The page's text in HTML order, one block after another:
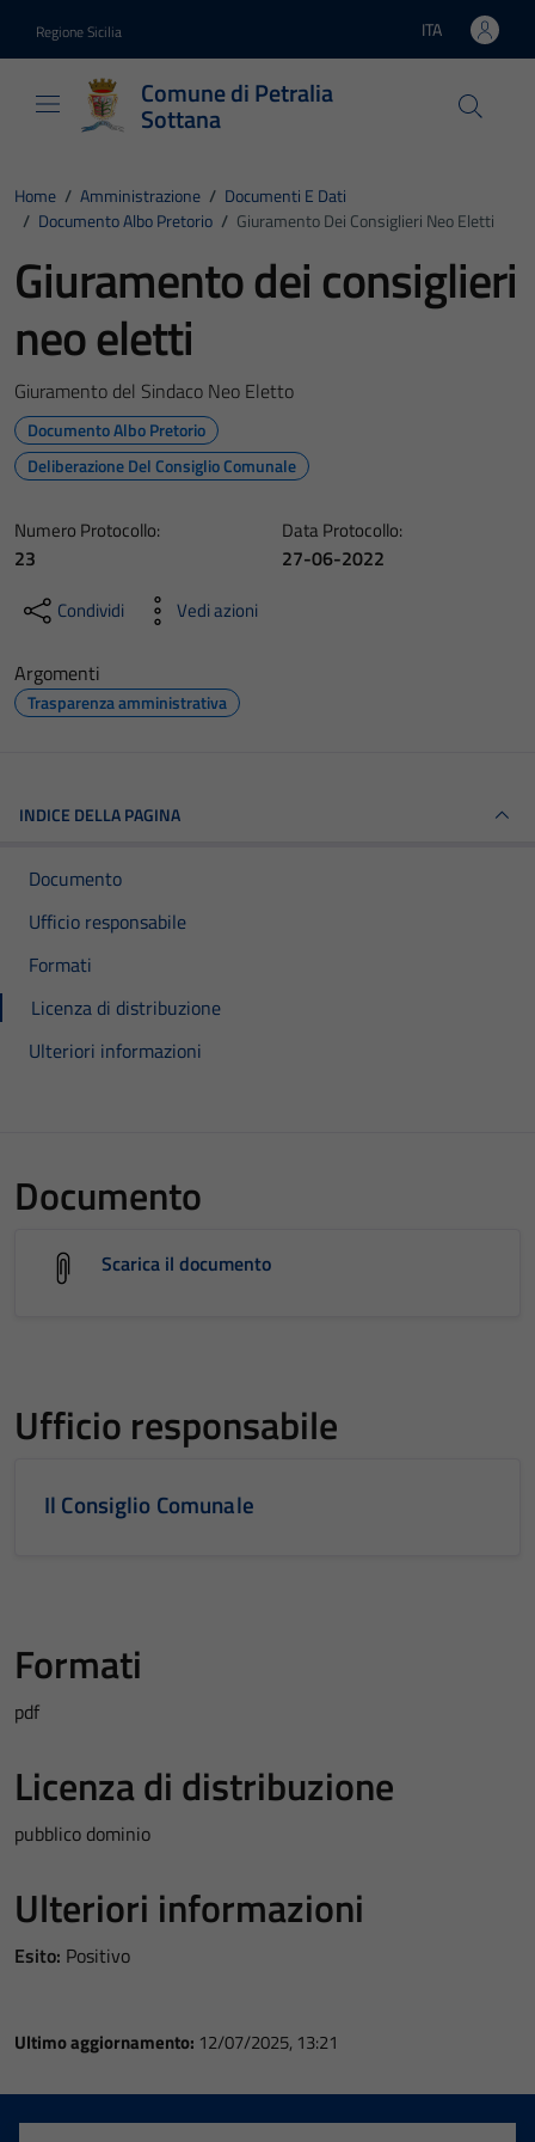
Regione Sicilia Lingua attiva:
ITA
Comune di Petralia
Sottana
Home / Amministrazione / Documenti E Dati
/ Documento Albo Pretorio / Giuramento Dei Consiglieri Neo Eletti
Giuramento dei consiglieri
neo eletti
Giuramento del Sindaco Neo Eletto
Documento Albo Pretorio
Deliberazione Del Consiglio Comunale
Numero Protocollo:
23
Data Protocollo:
27-06-2022
Condividi Vedi azioni
Argomenti
Trasparenza amministrativa
INDICE DELLA PAGINA
Documento
Ufficio responsabile
Formati
Licenza di distribuzione
Ulteriori informazioni
Documento
Scarica il documento
Ufficio responsabile
Il Consiglio Comunale
Formati
pdf
Licenza di distribuzione
pubblico dominio
Ulteriori informazioni
Esito: Positivo
Ultimo aggiornamento: 12/07/2025, 13:21